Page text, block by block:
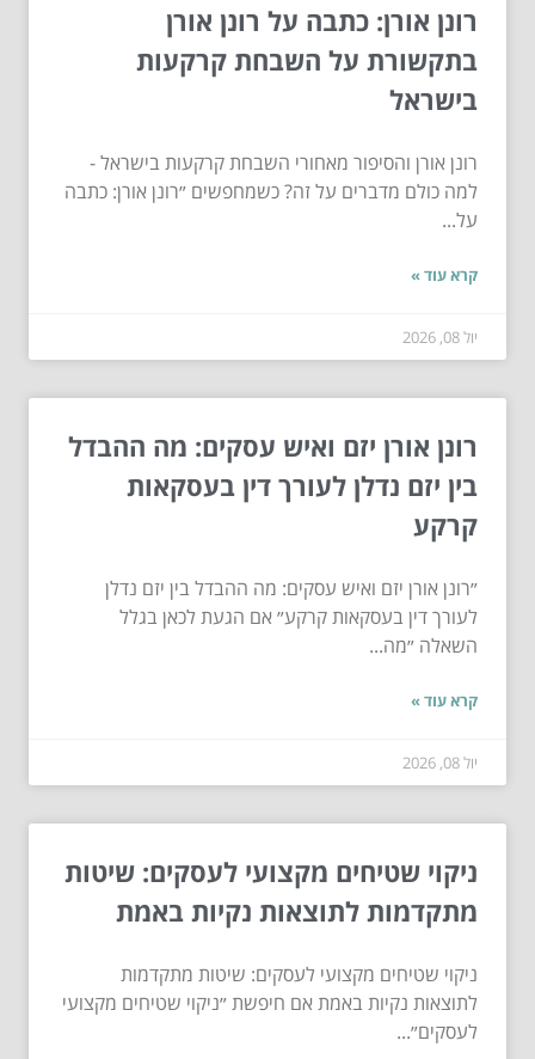
רונן אורן: כתבה על רונן אורן
בתקשורת על השבחת קרקעות
בישראל
רונן אורן והסיפור מאחורי השבחת קרקעות בישראל -
למה כולם מדברים על זה? כשמחפשים ״רונן אורן: כתבה
על...
קרא עוד »
יול 08, 2026
רונן אורן יזם ואיש עסקים: מה ההבדל
בין יזם נדלן לעורך דין בעסקאות
קרקע
״רונן אורן יזם ואיש עסקים: מה ההבדל בין יזם נדלן
לעורך דין בעסקאות קרקע״ אם הגעת לכאן בגלל
השאלה ״מה...
קרא עוד »
יול 08, 2026
ניקוי שטיחים מקצועי לעסקים: שיטות
מתקדמות לתוצאות נקיות באמת
ניקוי שטיחים מקצועי לעסקים: שיטות מתקדמות
לתוצאות נקיות באמת אם חיפשת ״ניקוי שטיחים מקצועי
לעסקים״...